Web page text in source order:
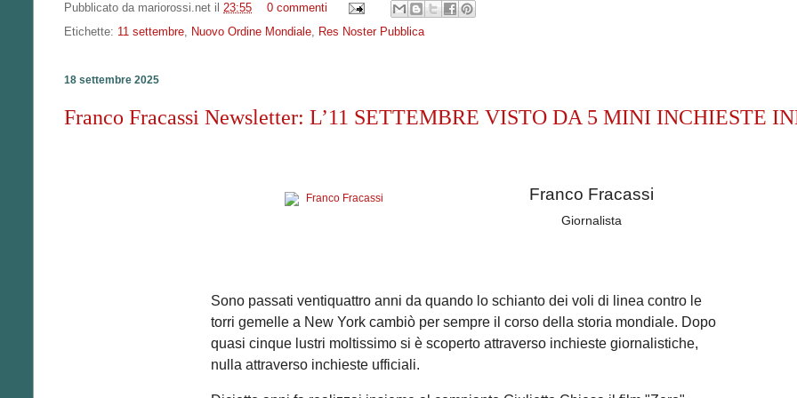
Pubblicato da mariorossi.net il 23:55
0 commenti
Etichette: 11 settembre Nuovo Ordine Mondiale Res Noster Pubblica
18 settembre 2025
Franco Fracassi Newsletter: L’11 SETTEMBRE VISTO DA 5 MINI INCHIESTE
Franco Fracassi
Giornalista
Sono passati ventiquattro anni da quando lo schianto dei voli di linea contro le
torri gemelle a New York cambiò per sempre il corso della storia mondiale. Dopo
quasi cinque lustri moltissimo si è scoperto attraverso inchieste giornalistiche,
nulla attraverso inchieste ufficiali.